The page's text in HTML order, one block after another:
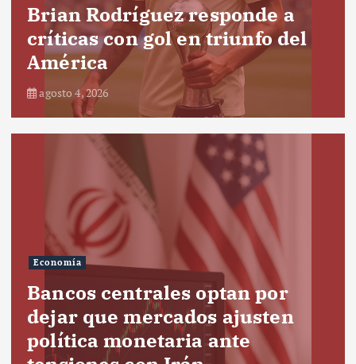
Brian Rodríguez responde a
críticas con gol en triunfo del
América
agosto 4, 2026
Economía
Bancos centrales optan por
dejar que mercados ajusten
política monetaria ante